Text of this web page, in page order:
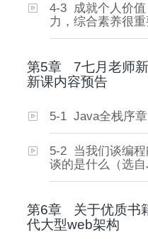
4-3 成就个人价
力，综合素养很
第5章
7七月老师
新课内容预告
5-1 Java全栈序
5-2 当我们谈编
谈的是什么（选
第6章
关于优质书
代大型web架构